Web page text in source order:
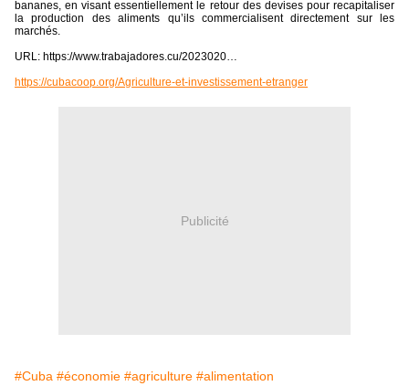
bananes, en visant essentiellement le retour des devises pour recapitaliser
la production des aliments qu’ils commercialisent directement sur les
marchés.
URL: https://www.trabajadores.cu/2023020…
https://cubacoop.org/Agriculture-et-investissement-etranger
Publicité
#Cuba #économie #agriculture #alimentation